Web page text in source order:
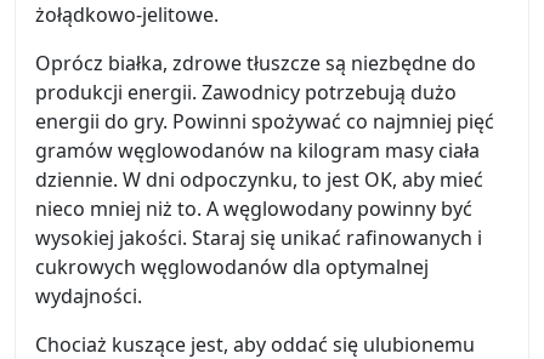
żołądkowo-jelitowe.
Oprócz białka, zdrowe tłuszcze są niezbędne do
produkcji energii. Zawodnicy potrzebują dużo
energii do gry. Powinni spożywać co najmniej pięć
gramów węglowodanów na kilogram masy ciała
dziennie. W dni odpoczynku, to jest OK, aby mieć
nieco mniej niż to. A węglowodany powinny być
wysokiej jakości. Staraj się unikać rafinowanych i
cukrowych węglowodanów dla optymalnej
wydajności.
Chociaż kuszące jest, aby oddać się ulubionemu